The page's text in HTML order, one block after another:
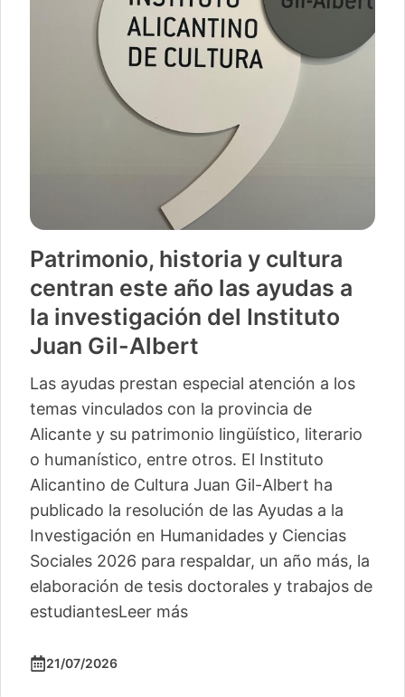
Patrimonio, historia y cultura
centran este año las ayudas a
la investigación del Instituto
Juan Gil-Albert
Las ayudas prestan especial atención a los
temas vinculados con la provincia de
Alicante y su patrimonio lingüístico, literario
o humanístico, entre otros. El Instituto
Alicantino de Cultura Juan Gil-Albert ha
publicado la resolución de las Ayudas a la
Investigación en Humanidades y Ciencias
Sociales 2026 para respaldar, un año más, la
elaboración de tesis doctorales y trabajos de
estudiantesLeer más
21/07/2026